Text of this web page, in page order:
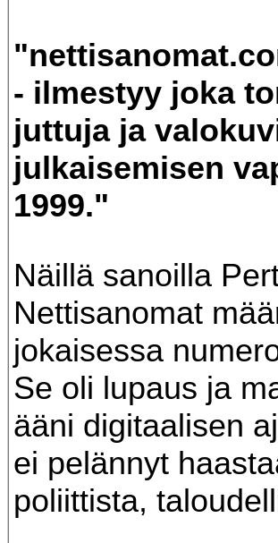
- ilmestyy joka
juttuja ja
julkaisemisen
1999."
Näillä sanoilla
Nettisanomat
jokaisessa
Se oli lupaus ja
ääni digitaalisen
ei pelännyt
poliittista,